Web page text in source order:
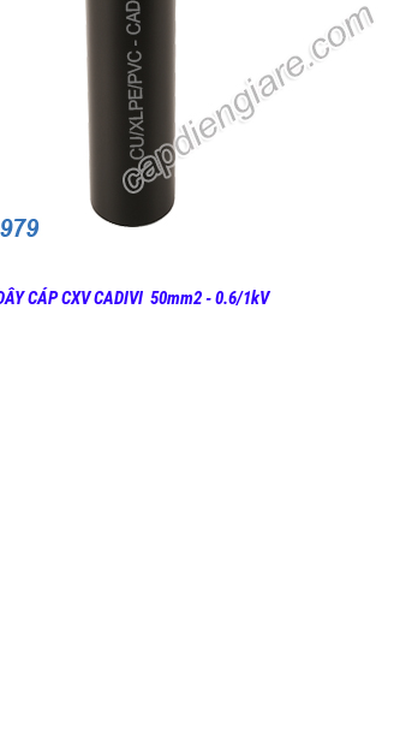
CÁP CXV CADIVI 50mm2 - 0.6/1kV